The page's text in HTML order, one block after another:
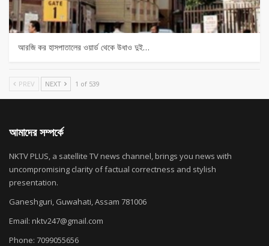
আরজি কর হাসপাতালের ওয়ার্ড থেকে উধাও দুই…
PREV NEXT 1 of 539
আমাদের সম্পর্কে
NKTV PLUS, a satellite TV news channel, brings you news with
uncompromising clarity of factual correctness and stylish
presentation.
Ganeshguri, Guwahati, Assam 781006
Email: nktv247@gmail.com
Phone: 7099055656